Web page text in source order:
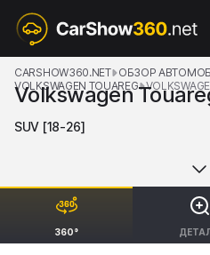
360°
CARSHOW360.NET ОБЗОР
VOLKSWAGEN TOUAREG
Volkswagen
SUV [18-26]